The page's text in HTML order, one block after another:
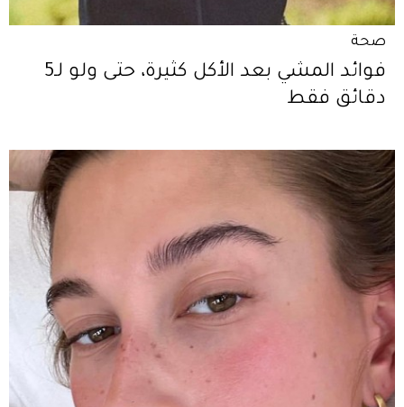
صحة
فوائد المشي بعد الأكل كثيرة، حتى ولو لـ5
دقائق فقط